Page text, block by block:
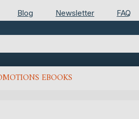
Blog Newsletter FAQ
EBOOKS